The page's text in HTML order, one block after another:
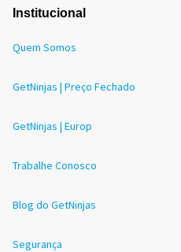
Institucional
Quem Somos
GetNinjas | Preço Fechado
GetNinjas | Europ
Trabalhe Conosco
Blog do GetNinjas
Segurança